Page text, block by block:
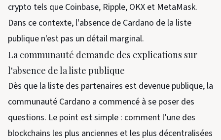
crypto tels que Coinbase, Ripple, OKX et MetaMask.
Dans ce contexte, l'absence de Cardano de la liste
publique n'est pas un détail marginal.
La communauté demande des explications sur
l'absence de la liste publique
Dès que la liste des partenaires est devenue publique, la
communauté Cardano a commencé à se poser des
questions. Le point est simple : comment l’une des
blockchains les plus anciennes et les plus décentralisées